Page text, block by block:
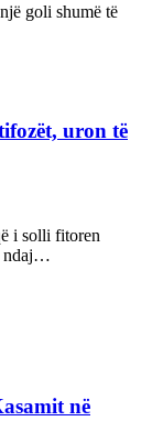
goli shumë të
uron të
i solli fitoren
ndaj…
në